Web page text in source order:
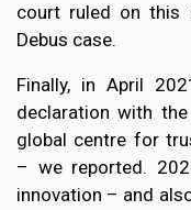
court ruled on this
Debus case.
Finally, in April
declaration with
global centre for
– we reported.
innovation – and